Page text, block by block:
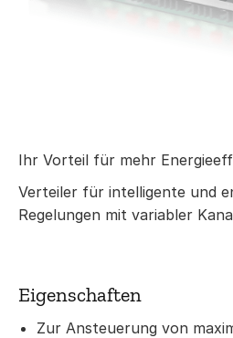
Ihr Vorteil für mehr
Verteiler für intelligente und
Regelungen mit variabler
Eigenschaften
Zur Ansteuerung von